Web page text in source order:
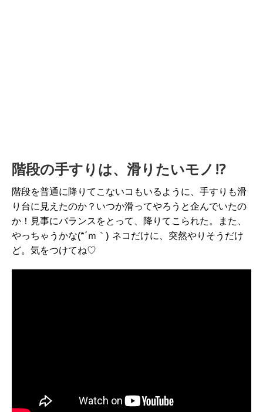
階段の手すりは、滑りたいモノ!?
階段を普通に降りてこないコもいるように、手すりも滑
り台に見えたのか？いつか滑ってやろうと企んでいたの
か！見事にバランスをとって、降りてこられた。また、
やっちゃうかな(*´ｍ｀) ネコだけに、突然やりそうだけ
ど。気をつけてね♡